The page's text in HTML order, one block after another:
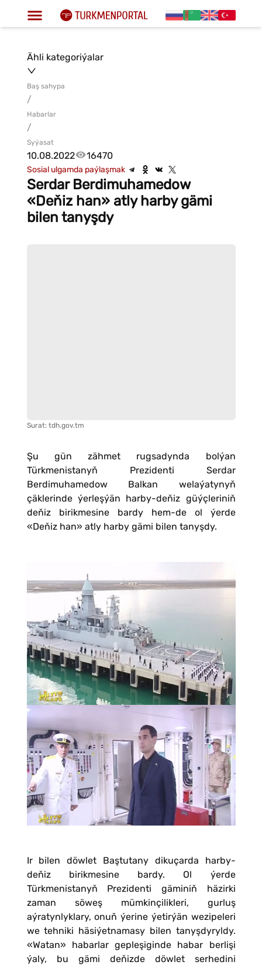
Ähli kategoriýalar
Baş sahypa
/
Habarlar
/
Syýasat
10.08.2022 16470
Sosial ulgamda paýlaşmak
Serdar Berdimuhamedow
«Deňiz han» atly harby gämi
bilen tanyşdy
Surat: tdh.gov.tm
Şu gün zähmet rugsadynda bolýan
Türkmenistanyň Prezidenti Serdar
Berdimuhamedow Balkan welaýatynyň
çäklerinde ýerleşýän harby-deňiz güýçleriniň
deňiz birikmesine bardy hem-de ol ýerde
«Deňiz han» atly harby gämi bilen tanyşdy.
Ir bilen döwlet Baştutany dikuçarda harby-
deňiz birikmesine bardy. Ol ýerde
Türkmenistanyň Prezidenti gäminiň häzirki
zaman söweş mümkinçilikleri, gurluş
aýratynlyklary, onuň ýerine ýetirýän wezipeleri
we tehniki häsiýetnamasy bilen tanyşdyryldy.
«Watan» habarlar gepleşiginde habar berlişi
ýaly, bu gämi deňizde döwlet serhedini